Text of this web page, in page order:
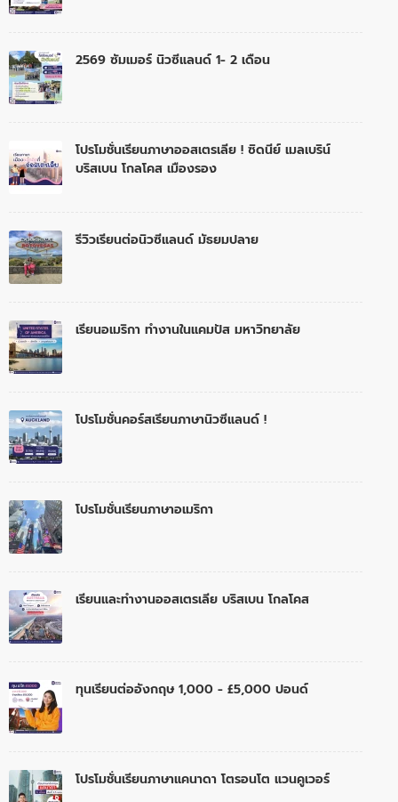
2569 ซัมเมอร์ นิวซีแลนด์ 1- 2 เดือน
โปรโมชั่นเรียนภาษาออสเตรเลีย ! ซิดนีย์ เมลเบริน์
บริสเบน โกลโคส เมืองรอง
รีวิวเรียนต่อนิวซีแลนด์ มัธยมปลาย
เรียนอเมริกา ทำงานในแคมปัส มหาวิทยาลัย
โปรโมชั่นคอร์สเรียนภาษานิวซีแลนด์ !
โปรโมชั่นเรียนภาษาอเมริกา
เรียนและทำงานออสเตรเลีย บริสเบน โกลโคส
ทุนเรียนต่ออังกฤษ 1,000 - £5,000 ปอนด์
โปรโมชั่นเรียนภาษาแคนาดา โตรอนโต แวนคูเวอร์